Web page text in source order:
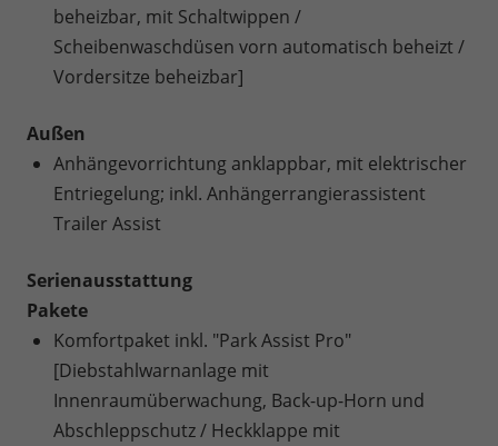
beheizbar, mit Schaltwippen /
Scheibenwaschdüsen vorn automatisch beheizt /
Vordersitze beheizbar]
Außen
Anhängevorrichtung anklappbar, mit elektrischer
Entriegelung; inkl. Anhängerrangierassistent
Trailer Assist
Serienausstattung
Pakete
Komfortpaket inkl. "Park Assist Pro"
[Diebstahlwarnanlage mit
Innenraumüberwachung, Back-up-Horn und
Abschleppschutz / Heckklappe mit